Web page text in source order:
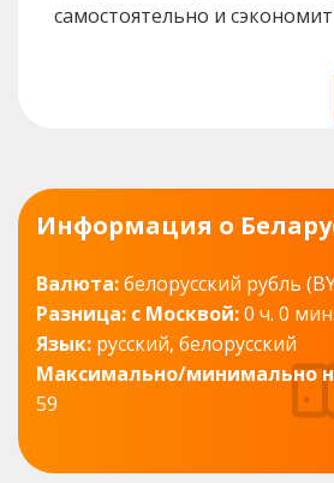
самостоятельно и
Информация о
Валюта:белорусский рубль
Разница: с Москвой:0 ч. 0 мин.
Язык: русский, белорусский
Максимально/минимально
59